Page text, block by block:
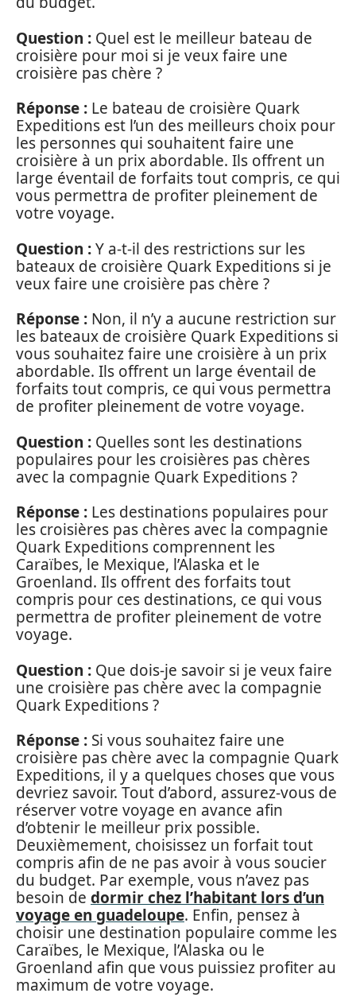
Question : Quel est le meilleur bateau de
croisière pour moi si je veux faire une
croisière pas chère ?
Réponse : Le bateau de croisière Quark
Expeditions est l’un des meilleurs choix pour
les personnes qui souhaitent faire une
croisière à un prix abordable. Ils offrent un
large éventail de forfaits tout compris, ce qui
vous permettra de profiter pleinement de
votre voyage.
Question :Y a-t-il des restrictions sur les
bateaux de croisière Quark Expeditions si je
veux faire une croisière pas chère ?
Réponse : Non, il n’y a aucune restriction sur
les bateaux de croisière Quark Expeditions si
vous souhaitez faire une croisière à un prix
abordable. Ils offrent un large éventail de
forfaits tout compris, ce qui vous permettra
de profiter pleinement de votre voyage.
Question : Quelles sont les destinations
populaires pour les croisières pas chères
avec la compagnie Quark Expeditions ?
Réponse : Les destinations populaires pour
les croisières pas chères avec la compagnie
Quark Expeditions comprennent les
Caraïbes, le Mexique, l’Alaska et le
Groenland. Ils offrent des forfaits tout
compris pour ces destinations, ce qui vous
permettra de profiter pleinement de votre
voyage.
Question : Que dois-je savoir si je veux faire
une croisière pas chère avec la compagnie
Quark Expeditions ?
Réponse : Si vous souhaitez faire une
croisière pas chère avec la compagnie Quark
Expeditions, il y a quelques choses que vous
devriez savoir. Tout d’abord, assurez-vous de
réserver votre voyage en avance afin
d’obtenir le meilleur prix possible.
Deuxièmement, choisissez un forfait tout
compris afin de ne pas avoir à vous soucier
du budget. Par exemple, vous n’avez pas
besoin de dormir chez l’habitant lors d’un
voyage en guadeloupe. Enfin, pensez à
choisir une destination populaire comme les
Caraïbes, le Mexique, l’Alaska ou le
Groenland afin que vous puissiez profiter au
maximum de votre voyage.